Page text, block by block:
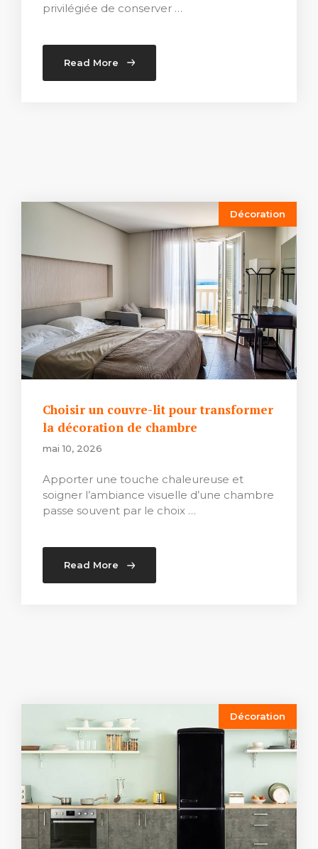
privilégiée de conserver …
Read More
Décoration
Choisir un couvre-lit pour transformer
la décoration de chambre
mai 10, 2026
Apporter une touche chaleureuse et
soigner l’ambiance visuelle d’une chambre
passe souvent par le choix …
Read More
Décoration